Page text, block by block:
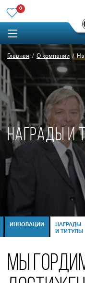
0
Главная О компании
НАГРАДЫ И
ИННОВАЦИИ
НАГРАДЫ
И ТИТУЛЫ
МЫ